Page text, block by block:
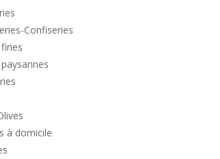
Confiseries
à domicile